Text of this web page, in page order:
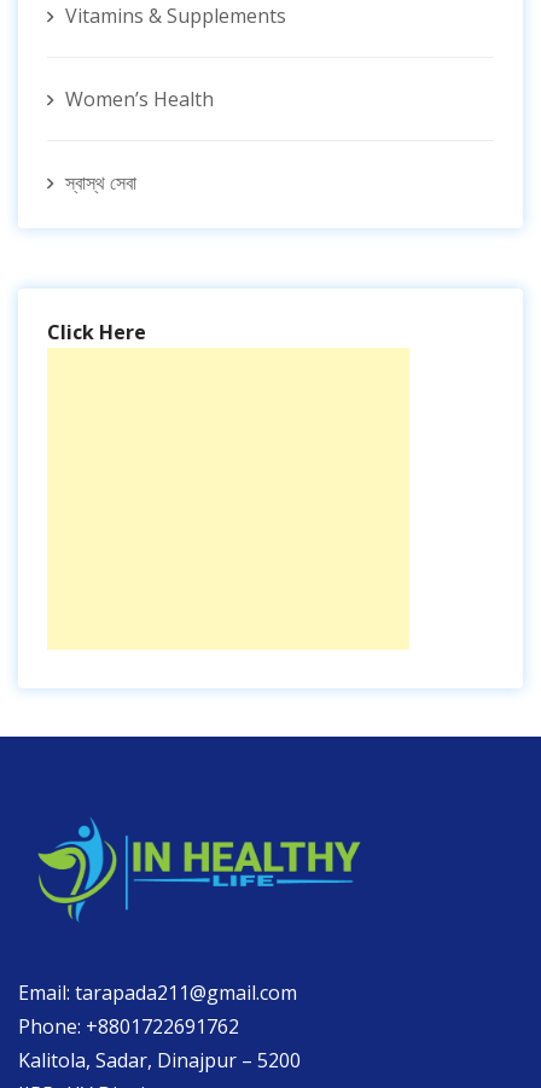
Vitamins & Supplements
Women’s Health
স্বাস্থ সেবা
Click Here
Email: tarapada211@gmail.com
Phone: +8801722691762
Kalitola, Sadar, Dinajpur – 5200